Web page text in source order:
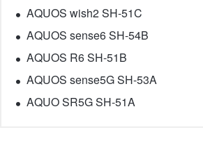
AQUOS wish2 SH-51C
AQUOS sense6 SH-54B
AQUOS R6 SH-51B
AQUOS sense5G SH-53A
AQUO SR5G SH-51A